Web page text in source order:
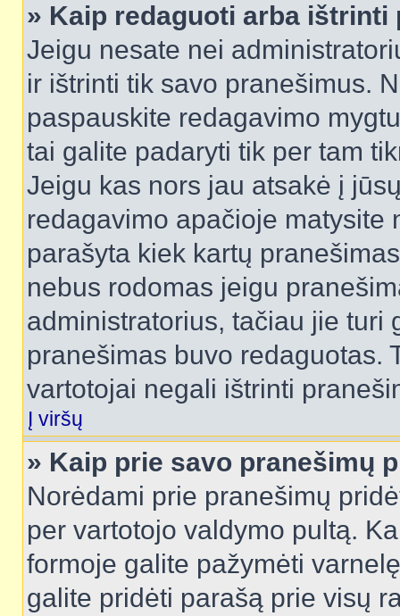
» Kaip redaguoti arba ištrinti
Jeigu nesate nei
ir ištrinti tik savo pranešimus.
paspauskite redagavimo
tai galite padaryti tik per tam
Jeigu kas nors jau atsakė į
redagavimo apačioje matysite
parašyta kiek kartų
nebus rodomas jeigu
administratorius, tačiau jie turi
pranešimas buvo redaguotas.
vartotojai negali ištrinti
Į viršų
» Kaip prie savo pranešimų
Norėdami prie pranešimų
per vartotojo valdymo pultą.
formoje galite pažymėti
galite pridėti parašą prie visų